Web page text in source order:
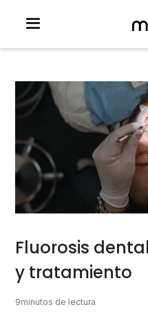
Fluorosis
y tratamiento
9minutos de lectura